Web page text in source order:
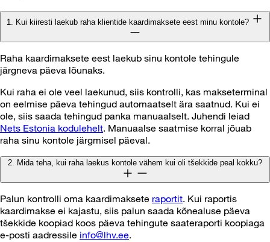
1. Kui kiiresti laekub raha klientide kaardimaksete eest minu kontole?
Raha kaardimaksete eest laekub sinu kontole tehingule
järgneva päeva lõunaks.
Kui raha ei ole veel laekunud, siis kontrolli, kas makseterminal
on eelmise päeva tehingud automaatselt ära saatnud. Kui ei
ole, siis saada tehingud panka manuaalselt. Juhendi leiad
Nets Estonia kodulehelt. Manuaalse saatmise korral jõuab
raha sinu kontole järgmisel päeval.
2. Mida teha, kui raha laekus kontole vähem kui oli tšekkide peal kokku?
Palun kontrolli oma kaardimaksete raportit. Kui raportis
kaardimakse ei kajastu, siis palun saada kõnealuse päeva
tšekkide koopiad koos päeva tehingute saateraporti koopiaga
e-posti aadressile info@lhv.ee.